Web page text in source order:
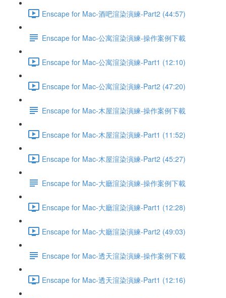
Enscape for Mac-酒吧渲染演練-Part2 (44:57)
Enscape for Mac-公寓渲染演練-操作案例下載
Enscape for Mac-公寓渲染演練-Part1 (12:10)
Enscape for Mac-公寓渲染演練-Part2 (47:20)
Enscape for Mac-木屋渲染演練-操作案例下載
Enscape for Mac-木屋渲染演練-Part1 (11:52)
Enscape for Mac-木屋渲染演練-Part2 (45:27)
Enscape for Mac-大廳渲染演練-操作案例下載
Enscape for Mac-大廳渲染演練-Part1 (12:28)
Enscape for Mac-大廳渲染演練-Part2 (49:03)
Enscape for Mac-透天渲染演練-操作案例下載
Enscape for Mac-透天渲染演練-Part1 (12:16)